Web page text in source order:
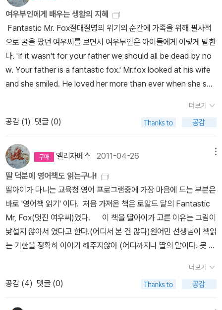
니다. 처음 영어책을 읽을때는 읽는것만으로도 참 대견하다 생
각했는데, 지금은 읽는것만으로 만족하지 않고 오디오북도 함께 들으
려고 노력중이랍니다. 이 책 재미있게 읽었으니, 나중에 기회 삼아 오
디오북과 함께 다시 읽어볼 계획이예요. 다양한 표지로 책이 출
간되었는데, 그래도 변함없는것은 퀸틴 블레이크의 삽화를 두었다는
거죠. 로알드 달의 대부분의 책은 그가 삽화를 그렸는데, 그점이 이 책
을 더 재미있게 느끼게 했던것 같습니다. 아주 드물게 '퀸틴 블레이
크'의 삽화가 아닌 책들을 발견하기도 하는데, 그래도 그의 삽화가 더
애정이 가는것 같습니다. 'Charlie and the Chocolate Facto
었던것 같아요. 그래서인지, 전편만큼 즐겁게 읽지는 못했답니다. 57.
Matilda '마틸다' 영화 너무 재미있게 봤었는데, 이 영화를 볼때까
지 원작 소설이 있다고는 전혀 생각하지 못했어요. 나중에 책을 읽고
나서야, 내가 봤던 영화가 이 책을 원작으로 두었다는 것을 알게 되었
지요. 영어로 읽기전에 번역본도 2권씩이나 구매했더라구요.ㅎㅎ 결
국, 한권은 다른분에게 선물로 드렸어요. 이 책 역시 얼마나 사랑
받고 있는지를 다양한 표지와 판형으로 출간된 것을 보면 알수 있는
것 같아요. 그런데 '마틸다'는 '퀸틴 블레이크'외의 다른 삽화가가 도전
싶은 책이랍니다. 부디 나레이터분이 마틸다 역을 충분히 잘 소화하
길 바라면서요.^^ 58. The Witches 이 책을 읽었는데, 어떤 내용
인지 가물 가물... 거리는것을 보면 로알드 달의 책중에 그다지 크게
여우부인에게 배우는 생활의 지혜
Fantastic Mr. Fox절대절명의 위기의 순간에 가족을 위해 필사적
으로 굴을 팠던 여우씨를 보면서 여우부인은 아이들에게 이렇게 말한
다. 'If it wasn't for your father we should all be dead by no
w. Your father is a fantastic fox.' Mr.fox looked at his wife
and she smiled. He loved her more than ever when she sai
가 아닐까. 기회가 되면 나도 한번 꼭 여우부인처럼 해봐야 겠다는 생
각을 했다. 그런데... 생각보다 기회가 빨리 왔다. 밤 10시가 다 되어
가는 시간에 딸아이가 갑자기 산낙지가 먹고 싶다고 한다. 남편은 조
금의 주저함도 없이 옷을 챙겨입더니 꿈틀꿈틀 살아 움직이는 참기름
입힌 산낙지를 공수해왔다. 남편의 그 늠름한(?) 모습이 여우씨와 오
버랩 되면서 나도 모르게 이런 말을 했다. '딸아, 아빠 말이야. 정말 fa
ntastic 하지 않니?' 딸아이도 책에서 읽은 그 장면이 떠올랐는
지 '그러네, 우리 아빠도 fantastic fox네.' 책의 끝부분에 여우부인
은 아이들 앞에서 남편 칭찬하는 걸로도 성이 안차는지 30마리의 동
물들 앞에서 또 한번 남편을 대놓고 추켜 세운다. 으~~~ 'I don't w
ant to make a speech. I just want to say one thing, and it is
this: MY HUSBAND IS A FANTASTIC FOX.' 여우부인을 따라
가려면 아직도 갈 길이 멀기만 하다.
더보기
공감 (1) 댓글 (0)
엘리자베스 2011-04-26
딸 덕분에 영어책도 읽는구나!
딸아이가 다니는 교육청 영어 프로그램중에 가장 마음에 드는 부분은
바로 '영어책 읽기' 이다. 처음 가져온 책은 로알드 달의 Fantastic
Mr, Fox(멋진 여우씨)였다. 이 책을 딸아이가 고른 이유는 그림이
낯설지 않아서 였다고 한다.(어디서 본 건 많다)원어민 선생님이 책읽
는 기한을 정확히 이야기 해주지않아 (어디까지나 딸의 말이다. 못 알
녔다. 문자메시지로 다음 시간까지 다 읽고 가져오라는 연락을 받고
나서야 허겁지겁 읽기 시작했지만, 어디 한글책처럼 주욱~쭉 읽어 나
갈 수 있느냐 말이다. 답답한 마음에 잔소리도 해보고 눈물 쏙 빠지게
더보기
공감 (4) 댓글 (0)